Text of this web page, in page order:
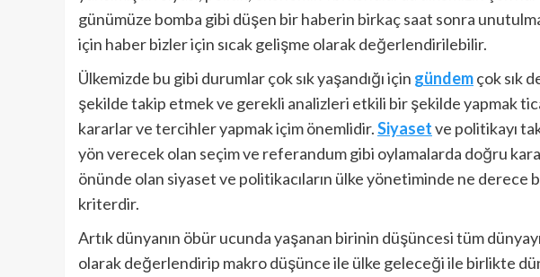
günümüze bomba gibi düşen bir haberin birkaç saat sonra
için haber bizler için sıcak gelişme olarak değerlendirilebilir.
Ülkemizde bu gibi durumlar çok sık yaşandığı için gündemçok sık
şekilde takip etmek ve gerekli analizleri etkili bir şekilde yapmak
kararlar ve tercihler yapmak içim önemlidir.Siyasetve politikayı
yön verecek olan seçim ve referandum gibi oylamalarda doğru
önünde olan siyaset ve politikacıların ülke yönetiminde ne derece
kriterdir.
Artık dünyanın öbür ucunda yaşanan birinin düşüncesi tüm
olarak değerlendirip makro düşünce ile ülke geleceği ile birlikte